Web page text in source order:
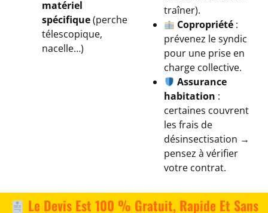
matériel
spécifique(perche
télescopique,
nacelle…)
traîner).
Copropriété :
prévenez le syndic
pour une prise en
charge collective.
Assurance
habitation :
certaines couvrent
les frais de
désinsectisation →
pensez à vérifier
votre contrat.
Le Devis Est 100 % Gratuit, Rapide Et Sans